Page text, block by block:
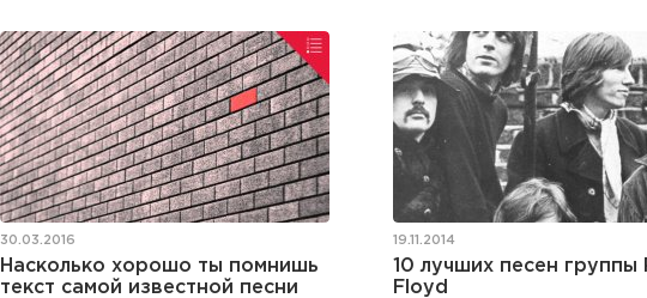
30.03.2016
Насколько хорошо ты помнишь
текст самой известной песни
19.11.2014
10 лучших песен группы
Floyd